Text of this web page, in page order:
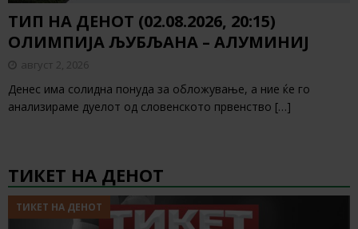
ТИП НА ДЕНОТ (02.08.2026, 20:15)
ОЛИМПИЈА ЉУБЉАНА – АЛУМИНИЈ
август 2, 2026
Денес има солидна понуда за обложување, а ние ќе го
анализираме дуелот од словенското првенство […]
ТИКЕТ НА ДЕНОТ
ТИКЕТ НА ДЕНОТ